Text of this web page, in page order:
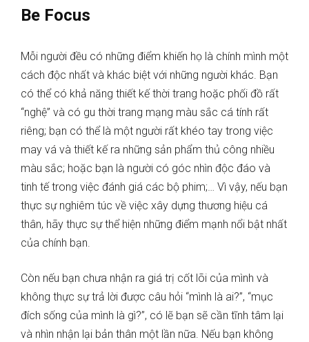
Be Focus
Mỗi người đều có những điểm khiến họ là chính mình một
cách độc nhất và khác biệt với những người khác. Bạn
có thể có khả năng thiết kế thời trang hoặc phối đồ rất
“nghệ” và có gu thời trang mạng màu sắc cá tính rất
riêng; bạn có thể là một người rất khéo tay trong việc
may vá và thiết kế ra những sản phẩm thủ công nhiều
màu sắc; hoặc bạn là người có góc nhìn độc đáo và
tinh tế trong việc đánh giá các bộ phim;… Vì vậy, nếu bạn
thực sự nghiêm túc về việc xây dựng thương hiệu cá
thân, hãy thực sự thể hiện những điểm mạnh nổi bật nhất
của chính bạn.
Còn nếu bạn chưa nhận ra giá trị cốt lõi của mình và
không thực sự trả lời được câu hỏi “mình là ai?”, “mục
đích sống của mình là gì?”, có lẽ bạn sẽ cần tĩnh tâm lại
và nhìn nhận lại bản thân một lần nữa. Nếu bạn không